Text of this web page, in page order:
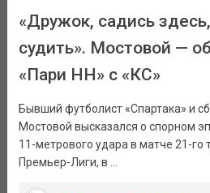
«Дружок, садись
судить». Мостовой —
«Пари НН» с «КС»
Бывший футболист «Спартака» и
Мостовой высказался о спорном
11-метрового удара в матче 21-го
Премьер-Лиги, в ...